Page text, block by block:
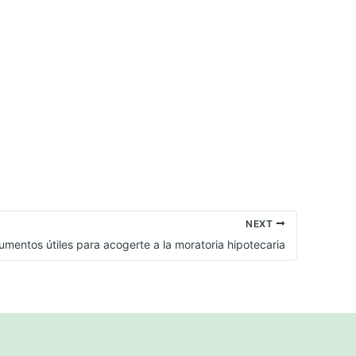
NEXT
útiles para acogerte a la moratoria hipotecaria